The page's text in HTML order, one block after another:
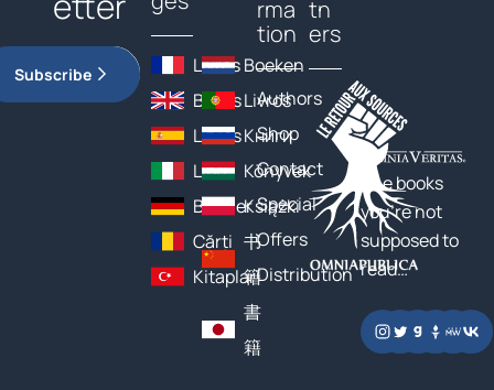
Subscribe
Livres
Books
Libros
Libri
Bücher
Cărți
Kitaplar
Boeken
Livros
Книги
Könyvek
Książki
书
籍
書
籍
rma
tion
Authors
Shop
Contact
Special
Offers
Distribution
tn
ers
The books
you’re not
supposed to
read…